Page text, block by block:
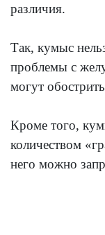
различия.
Так, кумыс
проблемы с
могут
Кроме того,
количеством
него можно